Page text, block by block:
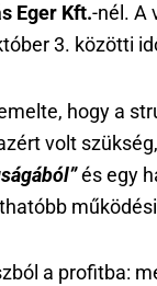
Eger Kft.-nél. A
3. közötti
hogy a
volt
és egy
a profitba: